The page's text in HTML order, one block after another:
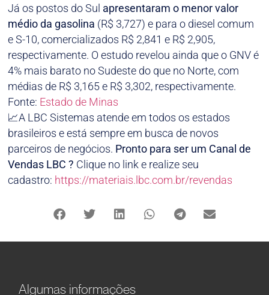
Já os postos do Sul apresentaram o menor valor
médio da gasolina (R$ 3,727) e para o diesel comum
e S-10, comercializados R$ 2,841 e R$ 2,905,
respectivamente. O estudo revelou ainda que o GNV é
4% mais barato no Sudeste do que no Norte, com
médias de R$ 3,165 e R$ 3,302, respectivamente.
Fonte: Estado de Minas
📈A LBC Sistemas atende em todos os estados
brasileiros e está sempre em busca de novos
parceiros de negócios. Pronto para ser um Canal de
Vendas LBC ? Clique no link e realize seu
cadastro: https://materiais.lbc.com.br/revendas
Algumas informações